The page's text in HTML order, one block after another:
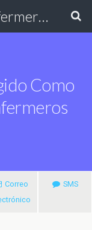
Excmo. Colegio de Enfermería de Cádiz
Como
Correo
SMS